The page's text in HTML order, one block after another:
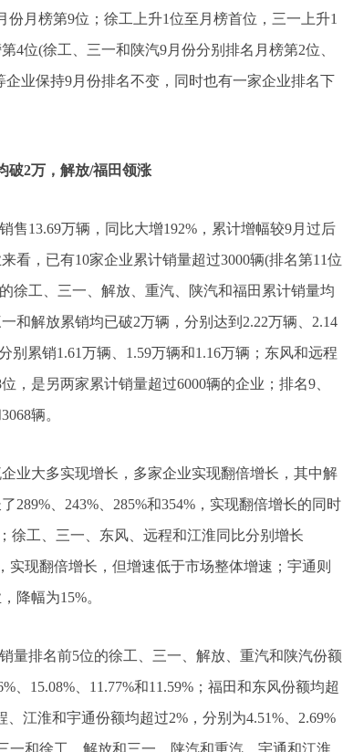
份月榜第9位；徐工上升1位至月榜首位，三一上升1
4位(徐工、三一和陕汽9月份分别排名月榜第2位、
业保持9月份排名不变，同时也有一家企业排名下
破2万，解放/福田领涨
售13.69万辆，同比大增192%，累计增幅较9月过后
看，已有10家企业累计销量超过3000辆(排名第11位
徐工、三一、解放、重汽、陕汽和福田累计销量均
和解放累销均已破2万辆，分别达到2.22万辆、2.14
别累销1.61万辆、1.59万辆和1.16万辆；东风和远程
，是另两家累计销量超过6000辆的企业；排名9、
辆。
业大多实现增长，多家企业实现翻倍增长，其中解
289%、243%、285%和354%，实现翻倍增长的同时
徐工、三一、东风、远程和江淮同比分别增长
实现翻倍增长，但增速低于市场整体增速；宇通则
降幅为15%。
量排名前5位的徐工、三一、解放、重汽和陕汽份额
、15.08%、11.77%和11.59%；福田和东风份额均超
、江淮和宇通份额均超过2%，分别为4.51%、2.69%
一和徐工、解放和三一、陕汽和重汽、宇通和江淮